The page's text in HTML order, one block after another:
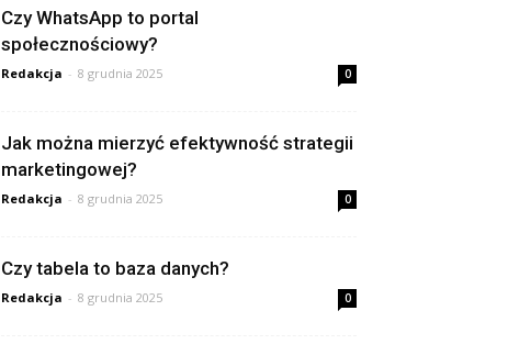
Czy WhatsApp to portal
społecznościowy?
Redakcja - 8 grudnia 2025 0
Jak można mierzyć efektywność strategii
marketingowej?
Redakcja - 8 grudnia 2025 0
Czy tabela to baza danych?
Redakcja - 8 grudnia 2025 0